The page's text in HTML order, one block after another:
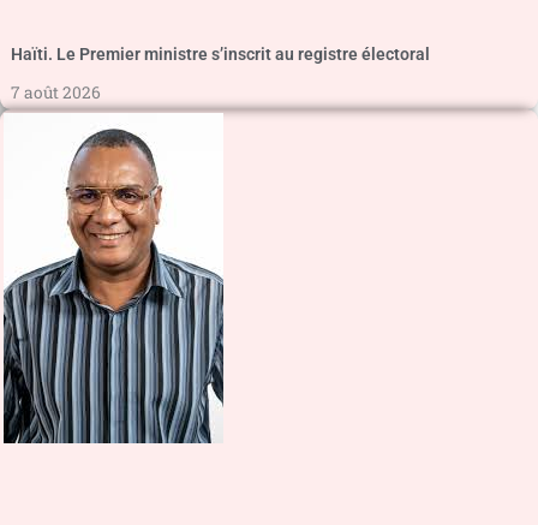
Haïti. Le Premier ministre s’inscrit au registre électoral
7 août 2026